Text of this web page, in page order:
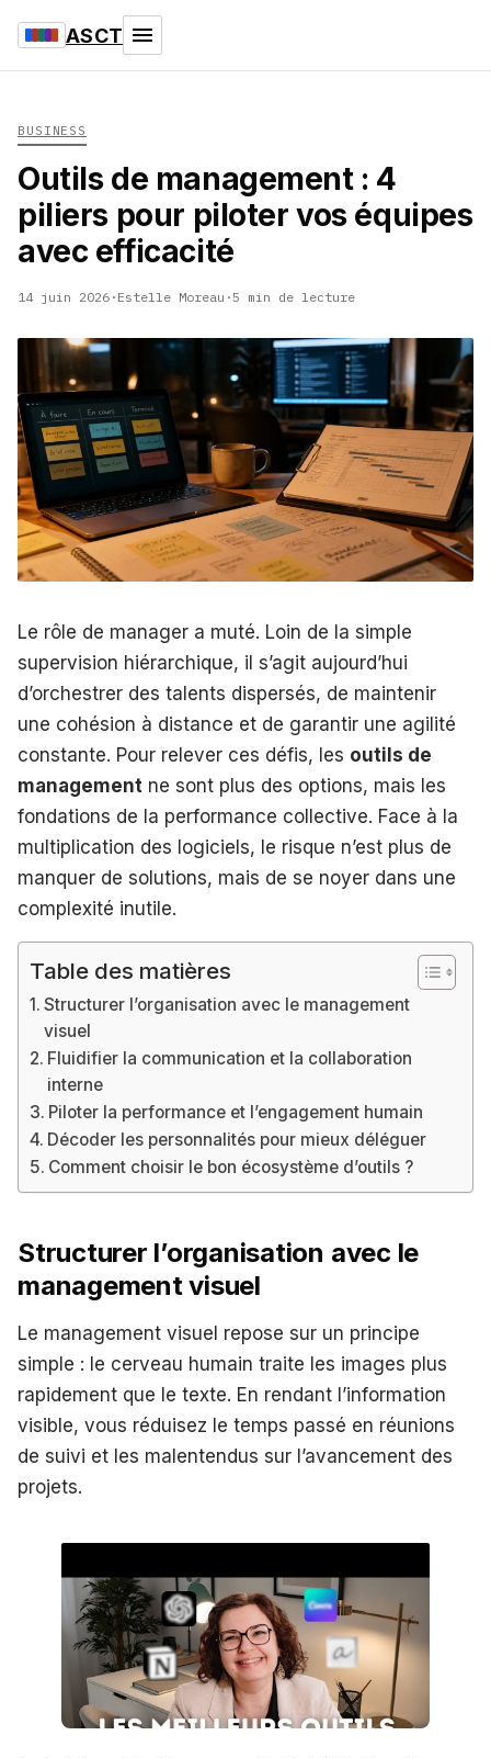
ASCT
BUSINESS
Outils de management : 4
piliers pour piloter vos équipes
avec efficacité
14 juin 2026 · Estelle Moreau ·5 min de lecture
Le rôle de manager a muté. Loin de la simple
supervision hiérarchique, il s’agit aujourd’hui
d’orchestrer des talents dispersés, de maintenir
une cohésion à distance et de garantir une agilité
constante. Pour relever ces défis, les outils de
management ne sont plus des options, mais les
fondations de la performance collective. Face à la
multiplication des logiciels, le risque n’est plus de
manquer de solutions, mais de se noyer dans une
complexité inutile.
Table des matières
Structurer l’organisation avec le management
visuel
Fluidifier la communication et la collaboration
interne
Piloter la performance et l’engagement humain
Décoder les personnalités pour mieux déléguer
Comment choisir le bon écosystème d’outils ?
Structurer l’organisation avec le
management visuel
Le management visuel repose sur un principe
simple : le cerveau humain traite les images plus
rapidement que le texte. En rendant l’information
visible, vous réduisez le temps passé en réunions
de suivi et les malentendus sur l’avancement des
projets.